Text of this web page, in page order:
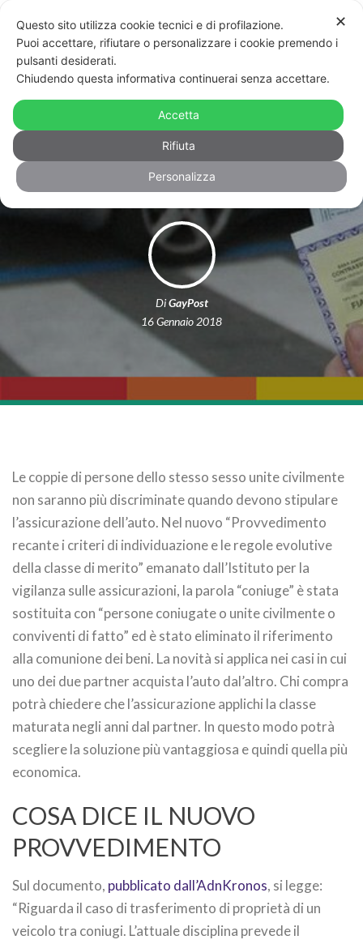
Le unioni civili equiparate al
matrimonio anche per
l’assicurazione dell’auto
DiGayPost
16 Gennaio 2018
Le coppie di persone dello stesso sesso unite civilmente
non saranno più discriminate quando devono stipulare
l’assicurazione dell’auto. Nel nuovo “Provvedimento
recante i criteri di individuazione e le regole evolutive
della classe di merito” emanato dall’Istituto per la
vigilanza sulle assicurazioni, la parola “coniuge” è stata
sostituita con “persone coniugate o unite civilmente o
conviventi di fatto” ed è stato eliminato il riferimento
alla comunione dei beni. La novità si applica nei casi in cui
uno dei due partner acquista l’auto dal’altro. Chi compra
potrà chiedere che l’assicurazione applichi la classe
maturata negli anni dal partner. In questo modo potrà
scegliere la soluzione più vantaggiosa e quindi quella più
economica.
COSA DICE IL NUOVO
PROVVEDIMENTO
Sul documento, pubblicato dall’AdnKronos, si legge:
“Riguarda il caso di trasferimento di proprietà di un
veicolo tra coniugi. L’attuale disciplina prevede il
✕
Questo sito utilizza cookie tecnici e di profilazione.
Puoi accettare, rifiutare o personalizzare i cookie premendo i
pulsanti desiderati.
Chiudendo questa informativa continuerai senza accettare.
Accetta
Rifiuta
Personalizza